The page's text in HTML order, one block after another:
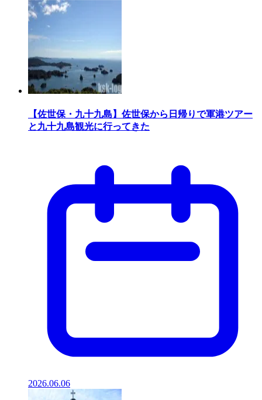
【佐世保・九十九島】佐世保から日帰りで軍港ツアー
と九十九島観光に行ってきた
2026.06.06